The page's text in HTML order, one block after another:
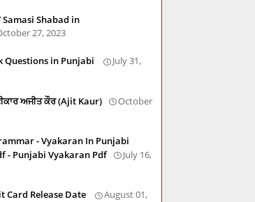
Samasi Shabad in
27, 2023
Questions in Punjabi
July 31,
ਅਜੀਤ ਕੌਰ (Ajit Kaur)
October
- Vyakaran In Punjabi
- Punjabi Vyakaran Pdf
July 16,
Card Release Date
August 01,